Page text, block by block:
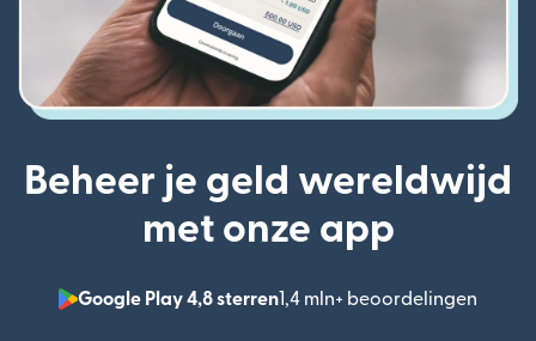
Beheer je geld wereldwijd
met onze app
Google Play 4,8 sterren1,4 mln+ beoordelingen